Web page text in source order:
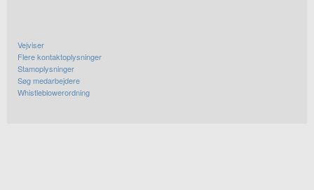
Vejviser
Flere kontaktoplysninger
Stamoplysninger
Søg medarbejdere
Whistleblowerordning